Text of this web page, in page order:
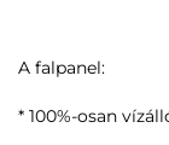
A falpanel:
* 100%-osan